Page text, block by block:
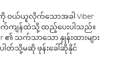
ဝယ်ယူလိုက်သောအခါ Viber
ကျန်ထဲသို့ ထည့်ပေးပါသည်။
သက်သာသော နှုန်းထားများ
ါတ်သို့မဆို ဖုန်းခေါ်ဆိုနိုင်